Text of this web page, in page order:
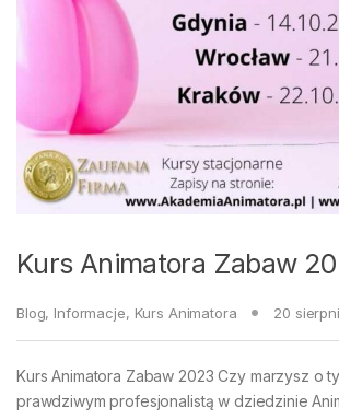
Kurs Animatora Zabaw
Blog, Informacje, Kurs Animatora 20
Kurs Animatora Zabaw 2023 Czy marzysz o
prawdziwym profesjonalistą w dziedzinie